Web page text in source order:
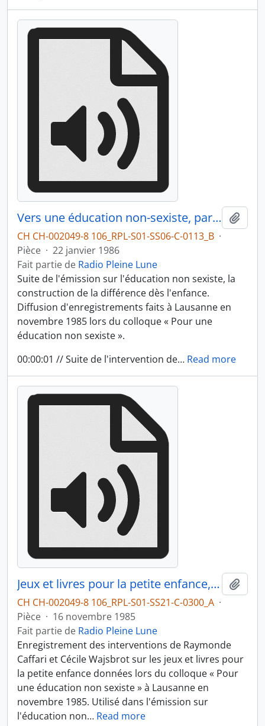
Vers une éducation non-sexiste, partie 2
CH CH-002049-8 106_RPL-S01-SS06-C-0113_B ·
Pièce · 22 janvier 1986
Fait partie de Radio Pleine Lune
Suite de l'émission sur l'éducation non sexiste, la
construction de la différence dès l'enfance.
Diffusion d'enregistrements faits à Lausanne en
novembre 1985 lors du colloque « Pour une
éducation non sexiste ».
00:00:01 // Suite de l'intervention de… Read more
Jeux et livres pour la petite enfance, partie 1
CH CH-002049-8 106_RPL-S01-SS21-C-0300_A ·
Pièce · 16 novembre 1985
Fait partie de Radio Pleine Lune
Enregistrement des interventions de Raymonde
Caffari et Cécile Wajsbrot sur les jeux et livres pour
la petite enfance données lors du colloque « Pour
une éducation non sexiste » à Lausanne en
novembre 1985. Utilisé dans l'émission sur
l'éducation non… Read more